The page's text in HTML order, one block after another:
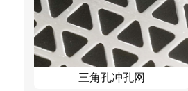
三角孔冲孔网